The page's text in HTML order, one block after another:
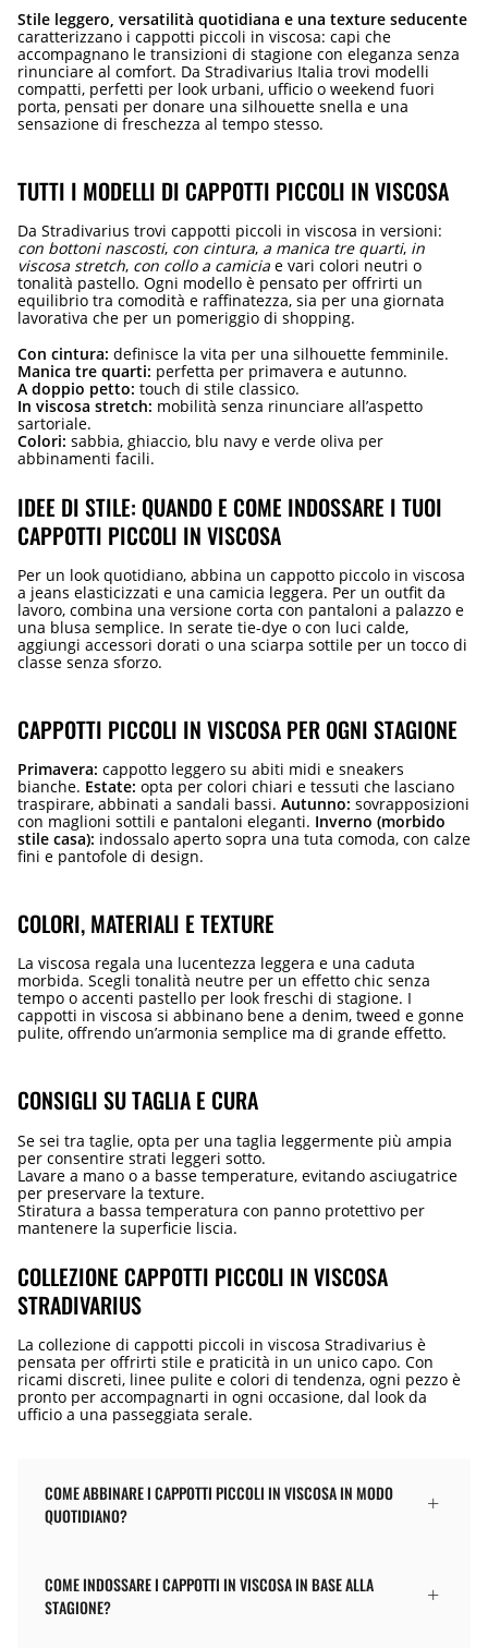
Stile leggero, versatilità quotidiana e una texture seducente
caratterizzano i cappotti piccoli in viscosa: capi che
accompagnano le transizioni di stagione con eleganza senza
rinunciare al comfort. Da Stradivarius Italia trovi modelli
compatti, perfetti per look urbani, ufficio o weekend fuori
porta, pensati per donare una silhouette snella e una
sensazione di freschezza al tempo stesso.
TUTTI I MODELLI DI CAPPOTTI PICCOLI IN VISCOSA
Da Stradivarius trovi cappotti piccoli in viscosa in versioni:
con bottoni nascosti, con cintura, a manica tre quarti, in
viscosa stretch, con collo a camicia e vari colori neutri o
tonalità pastello. Ogni modello è pensato per offrirti un
equilibrio tra comodità e raffinatezza, sia per una giornata
lavorativa che per un pomeriggio di shopping.
Con cintura: definisce la vita per una silhouette femminile.
Manica tre quarti: perfetta per primavera e autunno.
A doppio petto: touch di stile classico.
In viscosa stretch: mobilità senza rinunciare all’aspetto
sartoriale.
Colori: sabbia, ghiaccio, blu navy e verde oliva per
abbinamenti facili.
IDEE DI STILE: QUANDO E COME INDOSSARE I TUOI
CAPPOTTI PICCOLI IN VISCOSA
Per un look quotidiano, abbina un cappotto piccolo in viscosa
a jeans elasticizzati e una camicia leggera. Per un outfit da
lavoro, combina una versione corta con pantaloni a palazzo e
una blusa semplice. In serate tie-dye o con luci calde,
aggiungi accessori dorati o una sciarpa sottile per un tocco di
classe senza sforzo.
CAPPOTTI PICCOLI IN VISCOSA PER OGNI STAGIONE
Primavera: cappotto leggero su abiti midi e sneakers
bianche. Estate: opta per colori chiari e tessuti che lasciano
traspirare, abbinati a sandali bassi. Autunno: sovrapposizioni
con maglioni sottili e pantaloni eleganti. Inverno (morbido
stile casa): indossalo aperto sopra una tuta comoda, con calze
fini e pantofole di design.
COLORI, MATERIALI E TEXTURE
La viscosa regala una lucentezza leggera e una caduta
morbida. Scegli tonalità neutre per un effetto chic senza
tempo o accenti pastello per look freschi di stagione. I
cappotti in viscosa si abbinano bene a denim, tweed e gonne
pulite, offrendo un’armonia semplice ma di grande effetto.
CONSIGLI SU TAGLIA E CURA
Se sei tra taglie, opta per una taglia leggermente più ampia
per consentire strati leggeri sotto.
Lavare a mano o a basse temperature, evitando asciugatrice
per preservare la texture.
Stiratura a bassa temperatura con panno protettivo per
mantenere la superficie liscia.
COLLEZIONE CAPPOTTI PICCOLI IN VISCOSA
STRADIVARIUS
La collezione di cappotti piccoli in viscosa Stradivarius è
pensata per offrirti stile e praticità in un unico capo. Con
ricami discreti, linee pulite e colori di tendenza, ogni pezzo è
pronto per accompagnarti in ogni occasione, dal look da
ufficio a una passeggiata serale.
COME ABBINARE I CAPPOTTI PICCOLI IN VISCOSA IN MODO
QUOTIDIANO?
COME INDOSSARE I CAPPOTTI IN VISCOSA IN BASE ALLA
STAGIONE?